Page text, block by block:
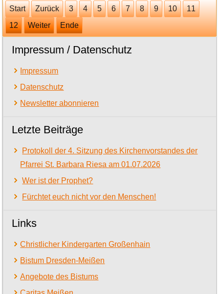
Start
Zurück 3 4 5 6 7 8 9 10
11
12
Weiter Ende
Impressum / Datenschutz
Impressum
Datenschutz
Newsletter abonnieren
Letzte Beiträge
Protokoll der 4. Sitzung des Kirchenvorstandes der
Pfarrei St. Barbara Riesa am 01.07.2026
Wer ist der Prophet?
Fürchtet euch nicht vor den Menschen!
Links
Christlicher Kindergarten Großenhain
Bistum Dresden-Meißen
Angebote des Bistums